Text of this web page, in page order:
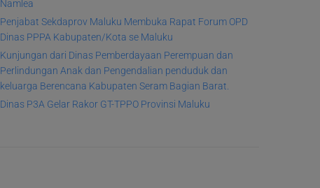
Namlea
Penjabat Sekdaprov Maluku Membuka Rapat Forum OPD
Dinas PPPA Kabupaten/Kota se Maluku
Kunjungan dari Dinas Pemberdayaan Perempuan dan
Perlindungan Anak dan Pengendalian penduduk dan
keluarga Berencana Kabupaten Seram Bagian Barat.
Dinas P3A Gelar Rakor GT-TPPO Provinsi Maluku